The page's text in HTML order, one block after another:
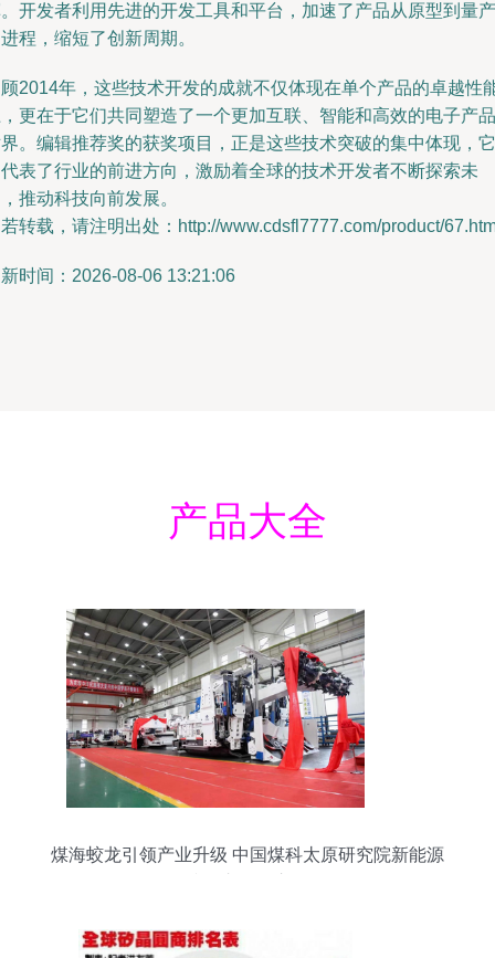
开发者利用先进的开发工具和平台，加速了产品从原型到量产
程，缩短了创新周期。
2014年，这些技术开发的成就不仅体现在单个产品的卓越性
更在于它们共同塑造了一个更加互联、智能和高效的电子产品
。编辑推荐奖的获奖项目，正是这些技术突破的集中体现，它
表了行业的前进方向，激励着全球的技术开发者不断探索未
推动科技向前发展。
转载，请注明出处：http://www.cdsfl7777.com/product/
时间：2026-08-06 13:21:06
产品大全
煤海蛟龙引领产业升级 中国煤科太原研究院新能源